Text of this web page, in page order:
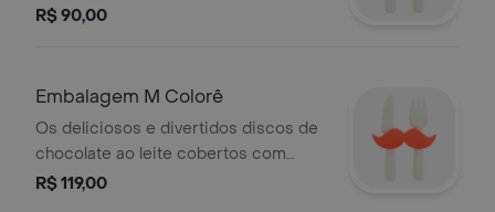
cacau original do brasil.
R$ 90,00
Embalagem M Colorê
Os deliciosos e divertidos discos de
chocolate ao leite cobertos com
confeitos que vão trazer mais cor
R$ 119,00